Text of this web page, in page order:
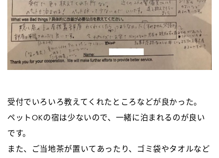
受付でいろいろ教えてくれたところなどが良かった。
ペットOKの宿は少ないので、一緒に泊まれるのが良い
です。
また、ご当地茶が置いてあったり、ゴミ袋やタオルなど